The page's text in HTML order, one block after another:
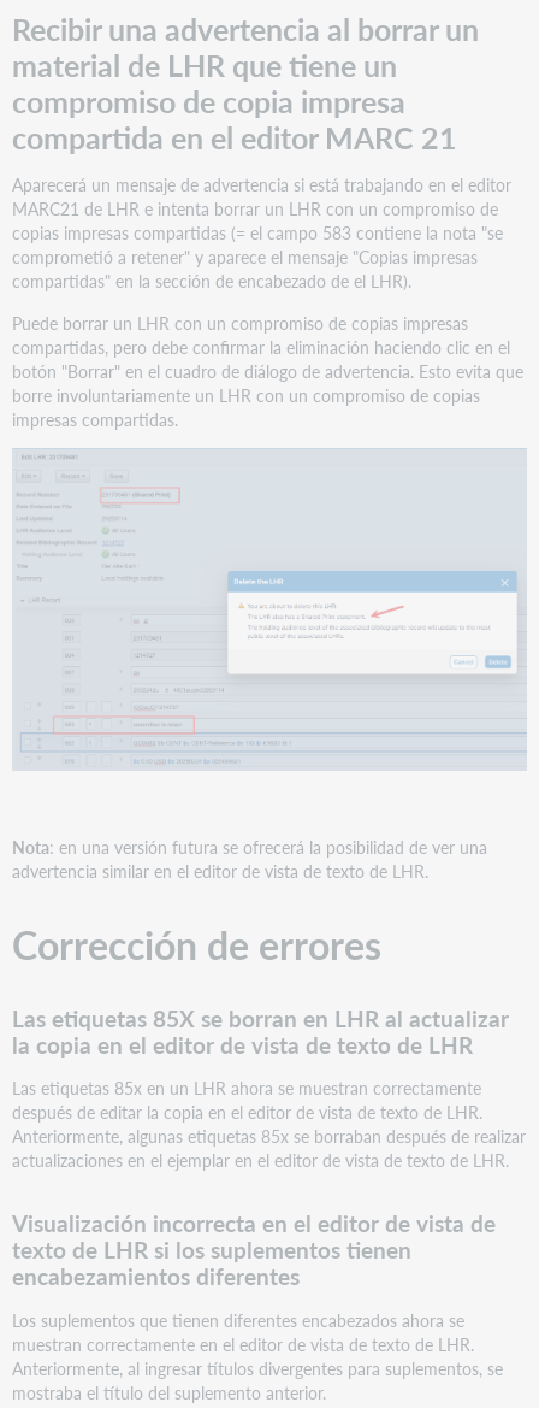
impresa
compartida
en
editor
MARC
Corrección
de
errores
Las
etiquetas
85X
se
borran
en
LHR
actualizar
copia
editor
LHR
Visualización
editor
de
texto
si
los
tienen
encabezamientos
diferentes
Enlaces
Notas
de
la
de
Validación
de
WorldCat
Recibir una advertencia al borrar un
material de LHR que tiene un
compromiso de copia impresa
compartida en el editor MARC 21
Aparecerá un mensaje de advertencia si está trabajando en el editor
MARC21 de LHR e intenta borrar un LHR con un compromiso de
copias impresas compartidas (= el campo 583 contiene la nota "se
comprometió a retener" y aparece el mensaje "Copias impresas
compartidas" en la sección de encabezado de el LHR).
Puede borrar un LHR con un compromiso de copias impresas
compartidas, pero debe confirmar la eliminación haciendo clic en el
botón "Borrar" en el cuadro de diálogo de advertencia. Esto evita que
borre involuntariamente un LHR con un compromiso de copias
impresas compartidas.
Nota: en una versión futura se ofrecerá la posibilidad de ver una
advertencia similar en el editor de vista de texto de LHR.
Corrección de errores
Las etiquetas 85X se borran en LHR al actualizar
la copia en el editor de vista de texto de LHR
Las etiquetas 85x en un LHR ahora se muestran correctamente
después de editar la copia en el editor de vista de texto de LHR.
Anteriormente, algunas etiquetas 85x se borraban después de realizar
actualizaciones en el ejemplar en el editor de vista de texto de LHR.
Visualización incorrecta en el editor de vista de
texto de LHR si los suplementos tienen
encabezamientos diferentes
Los suplementos que tienen diferentes encabezados ahora se
muestran correctamente en el editor de vista de texto de LHR.
Anteriormente, al ingresar títulos divergentes para suplementos, se
mostraba el título del suplemento anterior.